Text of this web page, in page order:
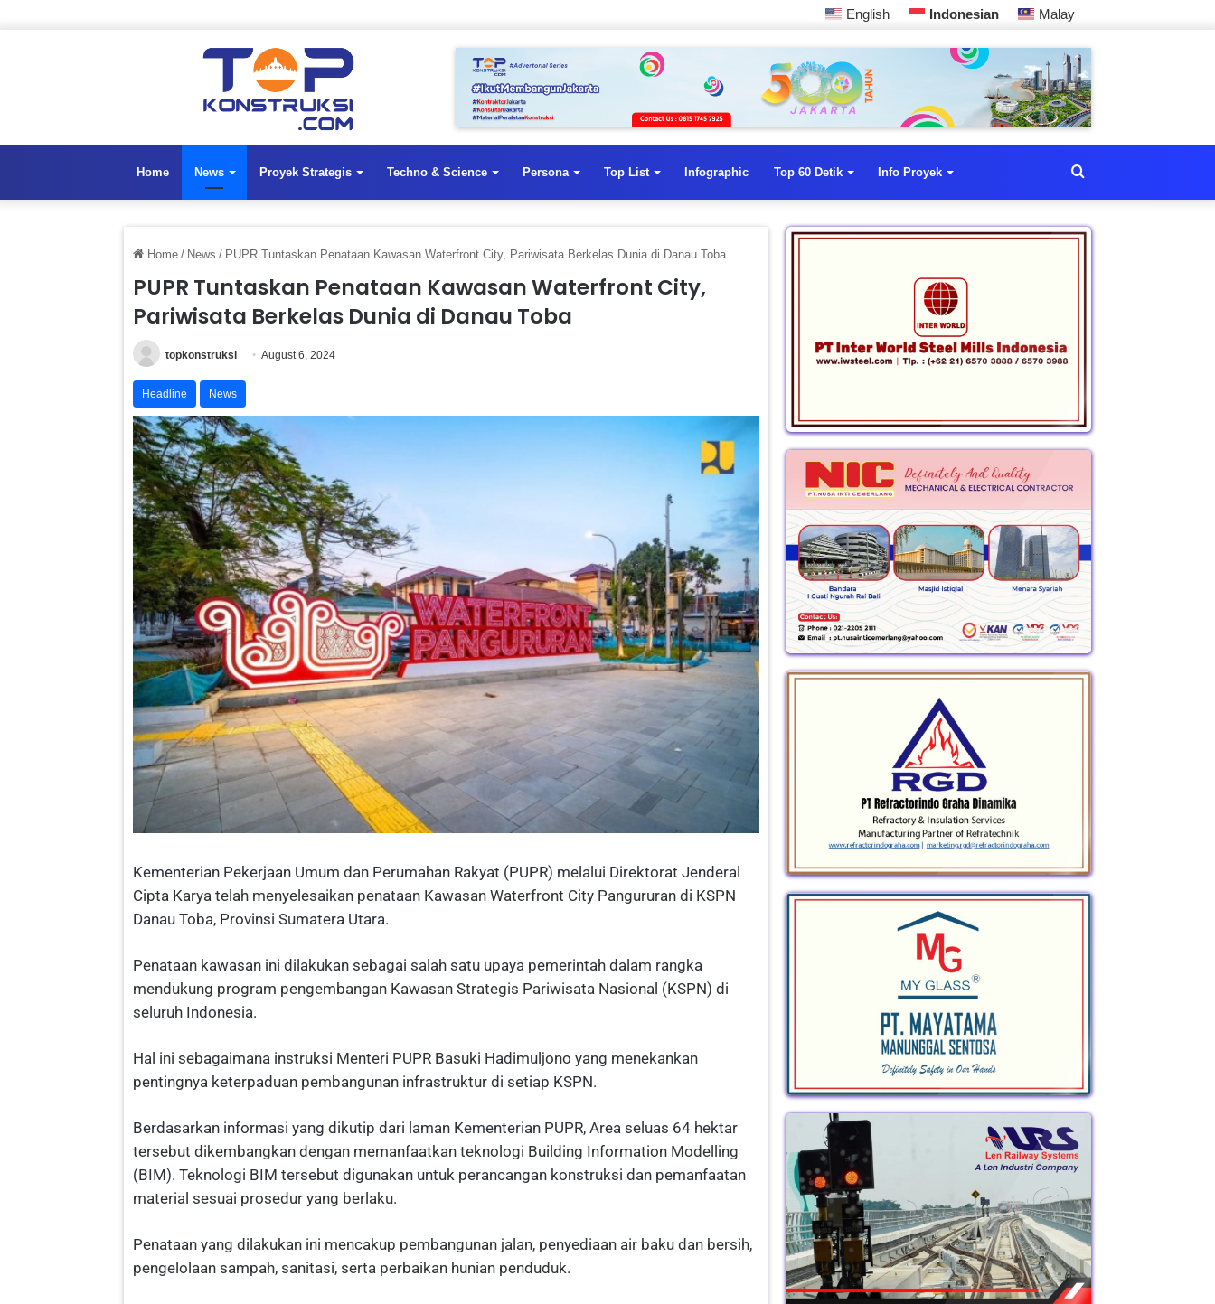
English Indonesian Malay
Home News Proyek Strategis Techno & Science Persona Top List Infographic Top 60 Detik Info Proyek
Home / News / PUPR Tuntaskan Penataan Kawasan Waterfront City, Pariwisata Berkelas Dunia di Danau Toba
PUPR Tuntaskan Penataan Kawasan Waterfront City,
Pariwisata Berkelas Dunia di Danau Toba
topkonstruksi August 6, 2024
Headline News
Kementerian Pekerjaan Umum dan Perumahan Rakyat (PUPR) melalui Direktorat Jenderal
Cipta Karya telah menyelesaikan penataan Kawasan Waterfront City Pangururan di KSPN
Danau Toba, Provinsi Sumatera Utara.
Penataan kawasan ini dilakukan sebagai salah satu upaya pemerintah dalam rangka
mendukung program pengembangan Kawasan Strategis Pariwisata Nasional (KSPN) di
seluruh Indonesia.
Hal ini sebagaimana instruksi Menteri PUPR Basuki Hadimuljono yang menekankan
pentingnya keterpaduan pembangunan infrastruktur di setiap KSPN.
Berdasarkan informasi yang dikutip dari laman Kementerian PUPR, Area seluas 64 hektar
tersebut dikembangkan dengan memanfaatkan teknologi Building Information Modelling
(BIM). Teknologi BIM tersebut digunakan untuk perancangan konstruksi dan pemanfaatan
material sesuai prosedur yang berlaku.
Penataan yang dilakukan ini mencakup pembangunan jalan, penyediaan air baku dan bersih,
pengelolaan sampah, sanitasi, serta perbaikan hunian penduduk.